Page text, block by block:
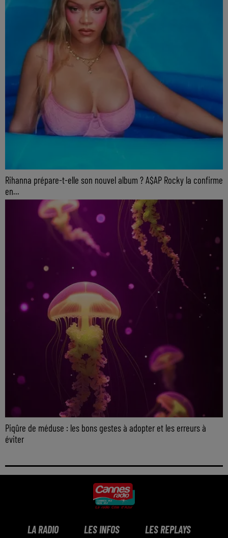
Rihanna prépare-t-elle son nouvel album ? A$AP Rocky la confirme
en...
Piqûre de méduse : les bons gestes à adopter et les erreurs à
éviter
LA RADIO LES INFOS LES REPLAYS